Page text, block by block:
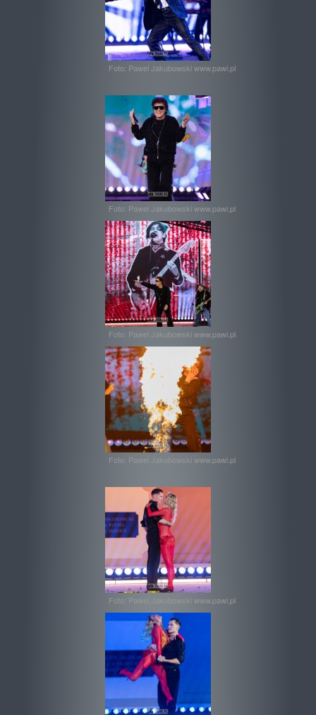
Foto: Pawel Jakubowski www.pawi.pl
Foto: Pawel Jakubowski www.pawi.pl
Foto: Pawel Jakubowski www.pawi.pl
Foto: Pawel Jakubowski www.pawi.pl
Foto: Pawel Jakubowski www.pawi.pl